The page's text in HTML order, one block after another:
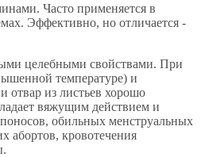
Часто применяется в
Эффективно, но отличается -
целебными свойствами. При
температуре) и
отвар из листьев хорошо
вяжущим действием и
обильных менструальных
абортов, кровотечения